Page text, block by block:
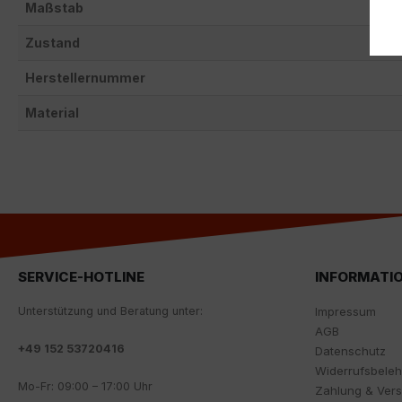
Maßstab
Zustand
Herstellernummer
Material
SERVICE-HOTLINE
Unterstützung und Beratung unter:
+49 152 53720416
Mo-Fr: 09:00 – 17:00 Uhr
Impressum
AGB
Datenschutz
Zahlung &